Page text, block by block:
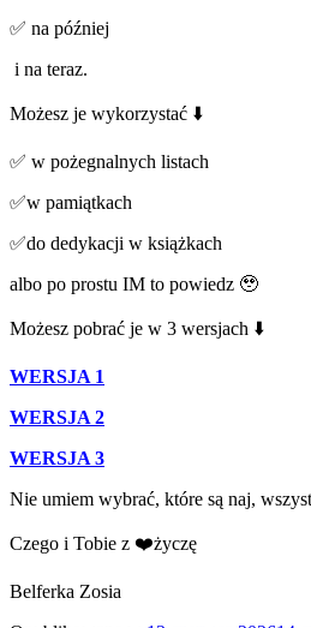
✅️ na później
️ i na teraz.
Możesz je wykorzystać ⬇️
✅ w pożegnalnych listach
✅w pamiątkach
✅do dedykacji w książkach
albo po prostu IM to powiedz 🥹
Możesz pobrać je w 3 wersjach ⬇️
WERSJA 1
WERSJA 2
WERSJA 3
Nie umiem wybrać, które są naj,
Czego i Tobie z ❤️życzę
Belferka Zosia